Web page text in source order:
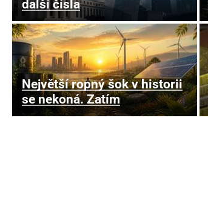
další čísla
Největší ropný šok v historii
se nekoná. Zatím